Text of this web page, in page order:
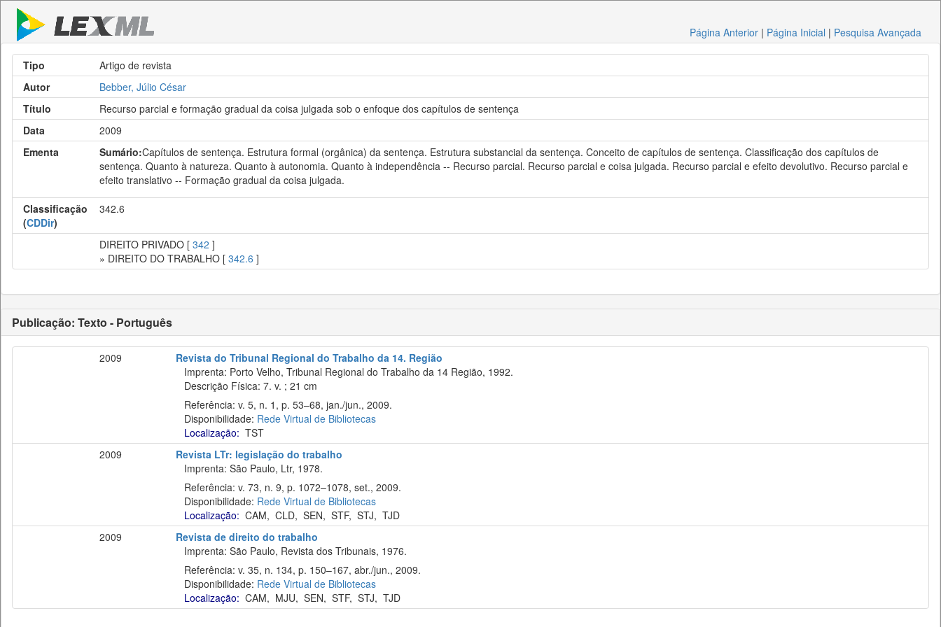
Página Anterior | Página Inicial | Pesquisa Avançada
Tipo
Artigo de revista
Autor
Bebber, Júlio César
Título
Recurso parcial e formação gradual da coisa julgada sob o enfoque dos capítulos de sentença
Data
2009
Ementa
Sumário:Capítulos de sentença. Estrutura formal (orgânica) da sentença. Estrutura substancial da sentença. Conceito de capítulos de sentença. Classificação dos capítulos de
sentença. Quanto à natureza. Quanto à autonomia. Quanto à independência -- Recurso parcial. Recurso parcial e coisa julgada. Recurso parcial e efeito devolutivo. Recurso parcial e
efeito translativo -- Formação gradual da coisa julgada.
Classificação
(CDDir)
342.6
DIREITO PRIVADO [ 342 ]
» DIREITO DO TRABALHO [ 342.6 ]
Publicação: Texto - Português
2009
Revista do Tribunal Regional do Trabalho da 14. Região
Imprenta: Porto Velho, Tribunal Regional do Trabalho da 14 Região, 1992.
Descrição Física: 7. v. ; 21 cm
Referência: v. 5, n. 1, p. 53–68, jan./jun., 2009.
Disponibilidade: Rede Virtual de Bibliotecas
Localização: TST
2009
Revista LTr: legislação do trabalho
Imprenta: São Paulo, Ltr, 1978.
Referência: v. 73, n. 9, p. 1072–1078, set., 2009.
Disponibilidade: Rede Virtual de Bibliotecas
Localização: CAM, CLD, SEN, STF, STJ, TJD
2009
Revista de direito do trabalho
Imprenta: São Paulo, Revista dos Tribunais, 1976.
Referência: v. 35, n. 134, p. 150–167, abr./jun., 2009.
Disponibilidade: Rede Virtual de Bibliotecas
Localização: CAM, MJU, SEN, STF, STJ, TJD